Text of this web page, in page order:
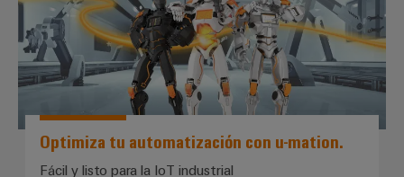
Optimiza tu automatización con u-mation.
Fácil y listo para la IoT industrial